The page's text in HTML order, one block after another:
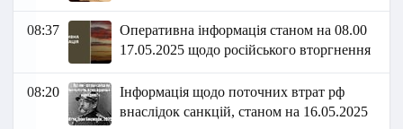
08:37
Оперативна інформація станом на 08.00
17.05.2025 щодо російського вторгнення
08:20
Інформація щодо поточних втрат рф
внаслідок санкцій, станом на 16.05.2025